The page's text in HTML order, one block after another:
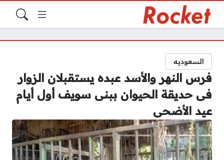
السعوديه
فرس النهر والأسد عبده يستقبلان الزوار
فى حديقة الحيوان ببنى سويف أول أيام
عيد الأضحى